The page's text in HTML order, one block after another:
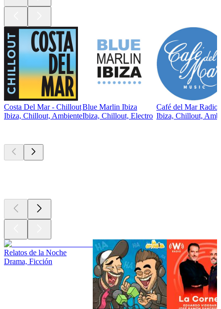
Costa Del Mar - Chillout
Ibiza, Chillout, Ambiente
Blue Marlin Ibiza
Ibiza, Chillout, Electro
Café del Mar Radio
Ibiza, Chillout,
Relatos de la Noche
Drama, Ficción